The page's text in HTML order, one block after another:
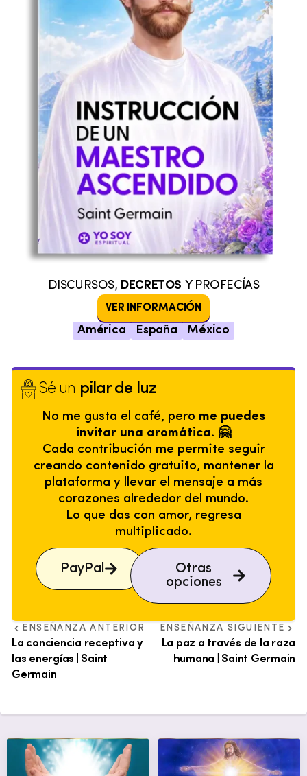
DISCURSOS, DECRETOS Y PROFECÍAS
VER INFORMACIÓN
América España México
Sé un pilar de luz
No me gusta el café, pero me puedes
invitar una aromática. 🤗
Cada contribución me permite seguir
creando contenido gratuito, mantener la
plataforma y llevar el mensaje a más
corazones alrededor del mundo.
Lo que das con amor, regresa
multiplicado.
PayPal
Otras
opciones
ENSEÑANZA ANTERIOR
La conciencia receptiva y
las energías | Saint
Germain
ENSEÑANZA SIGUIENTE
La paz a través de la raza
humana | Saint Germain